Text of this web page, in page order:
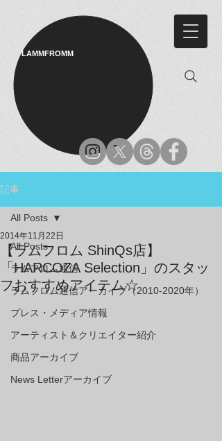
LAMMFROMM​
記事
All Posts
ラムフロム通信
ラムフロム通信アーカイブ（2010-2020年）
プレス・メディア情報
アーティスト＆クリエイター紹介
商品アーカイブ
News Letterアーカイブ
All Posts
【ラムフロム ShinQs店】
「HARCOZA Selection」のスタッ
フおすすめアイテム☆
2014年11月22日